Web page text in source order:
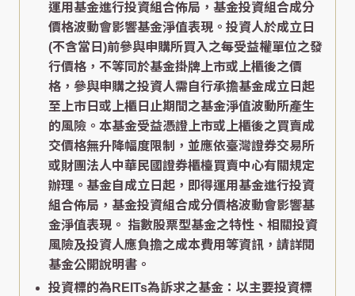
運用基金進行投資組合佈局，基金投資組合成分
價格波動會影響基金淨值表現。投資人於成立日
(不含當日)前參與申購所買入之每受益權單位之發
行價格，不等同於基金掛牌上市或上櫃後之價
格，參與申購之投資人需自行承擔基金成立日起
至上市日或上櫃日止期間之基金淨值波動所產生
的風險。本基金受益憑證上市或上櫃後之買賣成
交價格無升降幅度限制，並應依臺灣證券交易所
或財團法人中華民國證券櫃檯買賣中心有關規定
辦理。基金自成立日起，即得運用基金進行投資
組合佈局，基金投資組合成分價格波動會影響基
金淨值表現。 指數股票型基金之特性、相關投資
風險及投資人應負擔之成本費用等資訊，請詳閱
基金公開說明書。
投資標的為REITs為訴求之基金：以主要投資標